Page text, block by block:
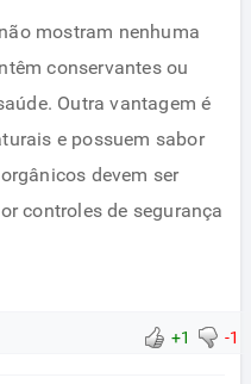
mostram nenhuma
conservantes ou
Outra vantagem é
e possuem sabor
devem ser
controles de segurança
+1 -1